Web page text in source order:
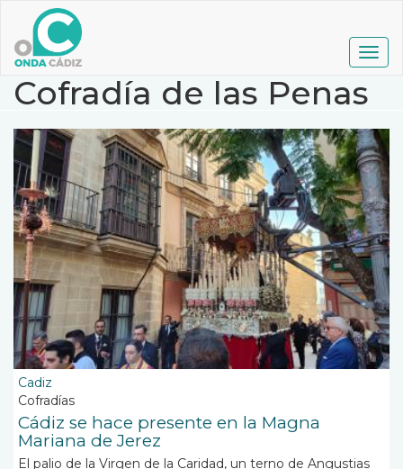
contenido
principal
Cofradía de las Penas
Cadiz
Cofradías
Cádiz se hace presente en la Magna
Mariana de Jerez
El palio de la Virgen de la Caridad, un terno de Angustias